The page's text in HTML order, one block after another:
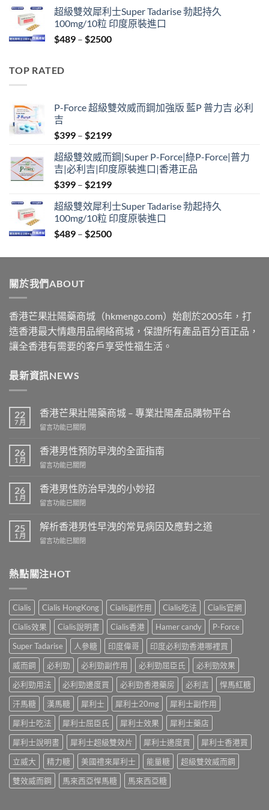
$799
through
$2099
超級雙效犀利士Super Tadarise 勃起持久
100mg/10粒 印度原裝進口
$489 – $2500Price
TOP RATED
P-Force 超級雙效威而鋼加強版 藍P 普力吉 必利
吉
$399 – $2199Price
$399
through
$2199
超級雙效威而鋼|Super P-Force|綠P-Force|普力
吉|必利吉|印度原裝進口|香港正品
$399 – $2199Price
$399
through
$2199
超級雙效犀利士Super Tadarise 勃起持久
100mg/10粒 印度原裝進口
$489 – $2500Price
$489
關於我們ABOUT
香港芒果壯陽藥商城（hkmengo.com）始創於2005年，打
造香港最大情趣用品網絡商城，保證所有產品百分百正品，
讓全香港有需要的客戶享受性福生活。
最新資訊NEWS
22
7 月
香港芒果壯陽藥商城 – 專業壯陽產品購物平台
在
港
芒
果
陽
藥
商
–
專
陽
產
購
物
平
台〉
中
留言功能已關閉
26
1 月
香港男性預防早洩的全面指南
在
港
男
性
防
早
洩
面
中
留言功能已關閉
26
1 月
香港男性防治早洩的小妙招
在
港
男
性
早
小
妙
招〉
中
留言功能已關閉
25
1 月
解析香港男性早洩的常見病因及應對之道
在
香
港
性
早
洩
的
常
見
因
及
應
之
道〉
中
留言功能已關閉
熱點關注HOT
Cialis Cialis HongKong Cialis副作用 Cialis吃法
Cialis官網
Cialis效果
Cialis說明書 Cialis香港 Hamer candy
P-Force
Super Tadarise
人參糖 印度偉哥
印度必利勁香港哪裡買
威而鋼
必利勁 必利勁副作用 必利勁屈臣氏
必利勁效果
必利勁用法
必利勁邊度買 必利勁香港藥房 必利吉
悍馬紅糖
汗馬糖
漢馬糖 犀利士 犀利士20mg
犀利士副作用
犀利士吃法
犀利士屈臣氏 犀利士效果
犀利士藥店
犀利士說明書
犀利士超級雙效片 犀利士邊度買
犀利士香港買
立威大
精力糖 美國禮來犀利士 能量糖
超級雙效威而鋼
雙效威而鋼
馬來西亞悍馬糖 馬來西亞糖